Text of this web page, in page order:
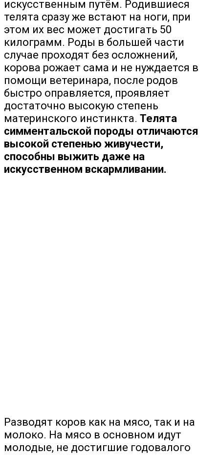
искусственным путём. Родившиеся
телята сразу же встают на ноги, при
этом их вес может достигать 50
килограмм. Роды в большей части
случае проходят без осложнений,
корова рожает сама и не нуждается в
помощи ветеринара, после родов
быстро оправляется, проявляет
достаточно высокую степень
материнского инстинкта. Телята
симментальской породы отличаются
высокой степенью живучести,
способны выжить даже на
искусственном вскармливании.
Разводят коров как на мясо, так и на
молоко. На мясо в основном идут
молодые, не достигшие годовалого